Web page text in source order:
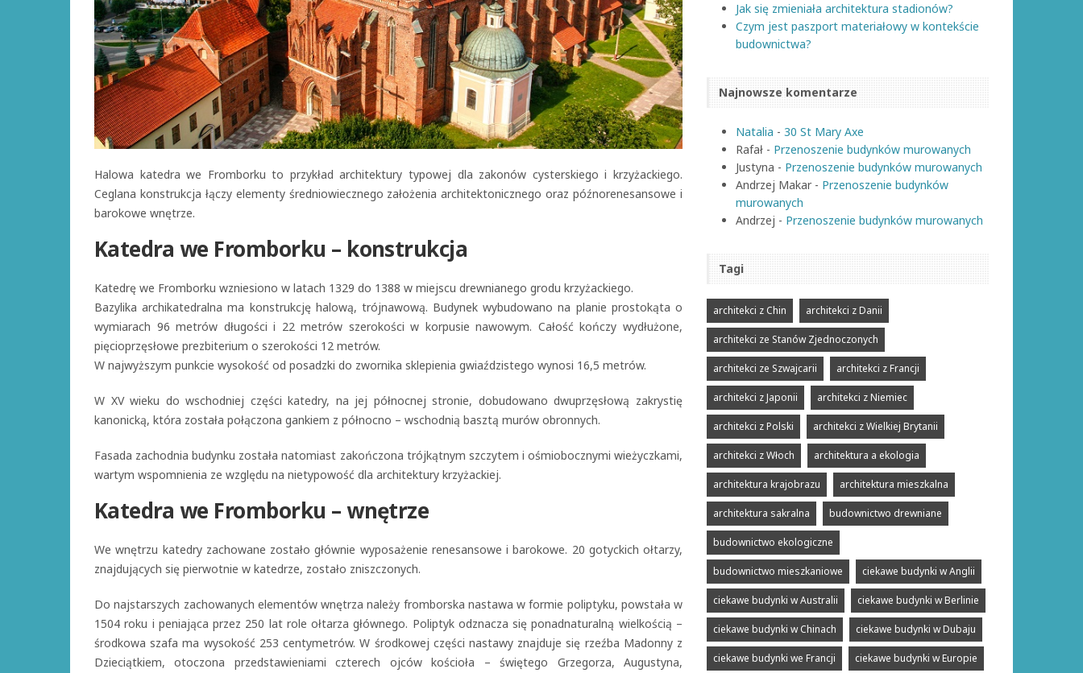
Halowa katedra we Fromborku to przykład architektury typowej dla zakonów cysterskiego i krzyżackiego.
Ceglana konstrukcja łączy elementy średniowiecznego założenia architektonicznego oraz późnorenesansowe i
barokowe wnętrze.
Katedra we Fromborku – konstrukcja
Katedrę we Fromborku wzniesiono w latach 1329 do 1388 w miejscu drewnianego grodu krzyżackiego.
Bazylika archikatedralna ma konstrukcję halową, trójnawową. Budynek wybudowano na planie prostokąta o
wymiarach 96 metrów długości i 22 metrów szerokości w korpusie nawowym. Całość kończy wydłużone,
pięcioprzęsłowe prezbiterium o szerokości 12 metrów.
W najwyższym punkcie wysokość od posadzki do zwornika sklepienia gwiaździstego wynosi 16,5 metrów.
W XV wieku do wschodniej części katedry, na jej północnej stronie, dobudowano dwuprzęsłową zakrystię
kanonicką, która została połączona gankiem z północno – wschodnią basztą murów obronnych.
Fasada zachodnia budynku została natomiast zakończona trójkątnym szczytem i ośmiobocznymi wieżyczkami,
wartym wspomnienia ze względu na nietypowość dla architektury krzyżackiej.
Katedra we Fromborku – wnętrze
We wnętrzu katedry zachowane zostało głównie wyposażenie renesansowe i barokowe. 20 gotyckich ołtarzy,
znajdujących się pierwotnie w katedrze, zostało zniszczonych.
Do najstarszych zachowanych elementów wnętrza należy fromborska nastawa w formie poliptyku, powstała w
1504 roku i peniająca przez 250 lat role ołtarza głównego. Poliptyk odznacza się ponadnaturalną wielkością –
środkowa szafa ma wysokość 253 centymetrów. W środkowej części nastawy znajduje się rzeźba Madonny z
Dzieciątkiem, otoczona przedstawieniami czterech ojców kościoła – świętego Grzegorza, Augustyna,
Jak się zmieniała architektura stadionów?
Czym jest paszport materiałowy w kontekście
budownictwa?
Najnowsze komentarze
Natalia - 30 St Mary Axe
Rafał - Przenoszenie budynków murowanych
Justyna - Przenoszenie budynków murowanych
Andrzej Makar - Przenoszenie budynków
murowanych
Andrzej - Przenoszenie budynków murowanych
Tagi
architekci z Chin architekci z Danii
architekci ze Stanów Zjednoczonych
architekci ze Szwajcarii architekci z Francji
architekci z Japonii architekci z Niemiec
architekci z Polski architekci z Wielkiej Brytanii
architekci z Włoch architektura a ekologia
architektura krajobrazu architektura mieszkalna
architektura sakralna budownictwo drewniane
budownictwo ekologiczne
budownictwo mieszkaniowe ciekawe budynki w Anglii
ciekawe budynki w Australii ciekawe budynki w Berlinie
ciekawe budynki w Chinach ciekawe budynki w Dubaju
ciekawe budynki we Francji ciekawe budynki w Europie